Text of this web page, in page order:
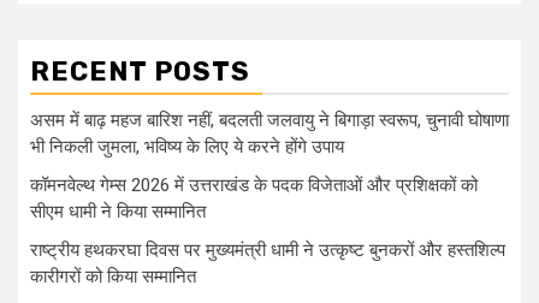
RECENT POSTS
असम में बाढ़ महज बारिश नहीं, बदलती जलवायु ने बिगाड़ा स्वरूप, चुनावी घोषाणा
भी निकली जुमला, भविष्य के लिए ये करने होंगे उपाय
कॉमनवेल्थ गेम्स 2026 में उत्तराखंड के पदक विजेताओं और प्रशिक्षकों को
सीएम धामी ने किया सम्मानित
राष्ट्रीय हथकरघा दिवस पर मुख्यमंत्री धामी ने उत्कृष्ट बुनकरों और हस्तशिल्प
कारीगरों को किया सम्मानित